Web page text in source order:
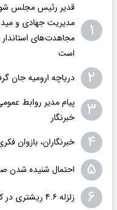
۱
قدیر رئیس مجلس
مدیریت جهادی و
مجاهدت‌های استاندار
است
۲ دریاچه ارومیه جان
۳
پیام مدیر روابط
خبرنگار
۴ خبرنگاران، بازوان
۵ احتمال شنیده شدن
۶ زلزله ۴.۶ ریشتری در کرمان/ زمین لرزه گلباف خسارتی نداشت